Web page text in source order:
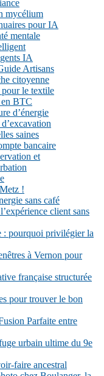
mycélium
pour IA
mentale
IA
Artisans
citoyenne
le textile
BTC
d’énergie
saines
bancaire
et
!
sans café
client sans
: pourquoi privilégier la
à Vernon pour
française structurée
pour trouver le bon
Parfaite entre
urbain ultime du 9e
faire ancestral